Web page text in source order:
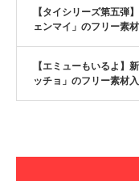
【タイシリーズ第五弾
ェンマイ」のフリー素
【エミューもいるよ】
ッチョ」のフリー素材
【
ギ